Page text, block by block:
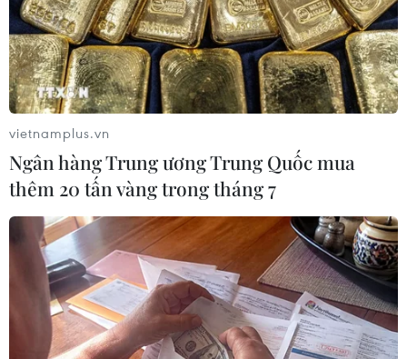
Phút mặc niệm dành cho hơn 500 nhà báo liệt sỹ đã ngã xuống
vì sự nghiệp cách mạng của Tổ quốc. (Ảnh: Hoài
Nam/Vietnam+)
vietnamplus.vn
Ngân hàng Trung ương Trung Quốc mua
thêm 20 tấn vàng trong tháng 7